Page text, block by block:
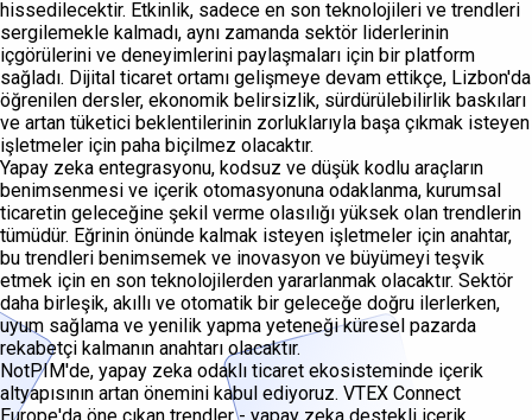
hissedilecektir. Etkinlik, sadece en son teknolojileri ve trendleri
sergilemekle kalmadı, aynı zamanda sektör liderlerinin
içgörülerini ve deneyimlerini paylaşmaları için bir platform
sağladı. Dijital ticaret ortamı gelişmeye devam ettikçe, Lizbon'da
öğrenilen dersler, ekonomik belirsizlik, sürdürülebilirlik baskıları
ve artan tüketici beklentilerinin zorluklarıyla başa çıkmak isteyen
işletmeler için paha biçilmez olacaktır.
Yapay zeka entegrasyonu, kodsuz ve düşük kodlu araçların
benimsenmesi ve içerik otomasyonuna odaklanma, kurumsal
ticaretin geleceğine şekil verme olasılığı yüksek olan trendlerin
tümüdür. Eğrinin önünde kalmak isteyen işletmeler için anahtar,
bu trendleri benimsemek ve inovasyon ve büyümeyi teşvik
etmek için en son teknolojilerden yararlanmak olacaktır. Sektör
daha birleşik, akıllı ve otomatik bir geleceğe doğru ilerlerken,
uyum sağlama ve yenilik yapma yeteneği küresel pazarda
rekabetçi kalmanın anahtarı olacaktır.
NotPIM'de, yapay zeka odaklı ticaret ekosisteminde içerik
altyapısının artan önemini kabul ediyoruz. VTEX Connect